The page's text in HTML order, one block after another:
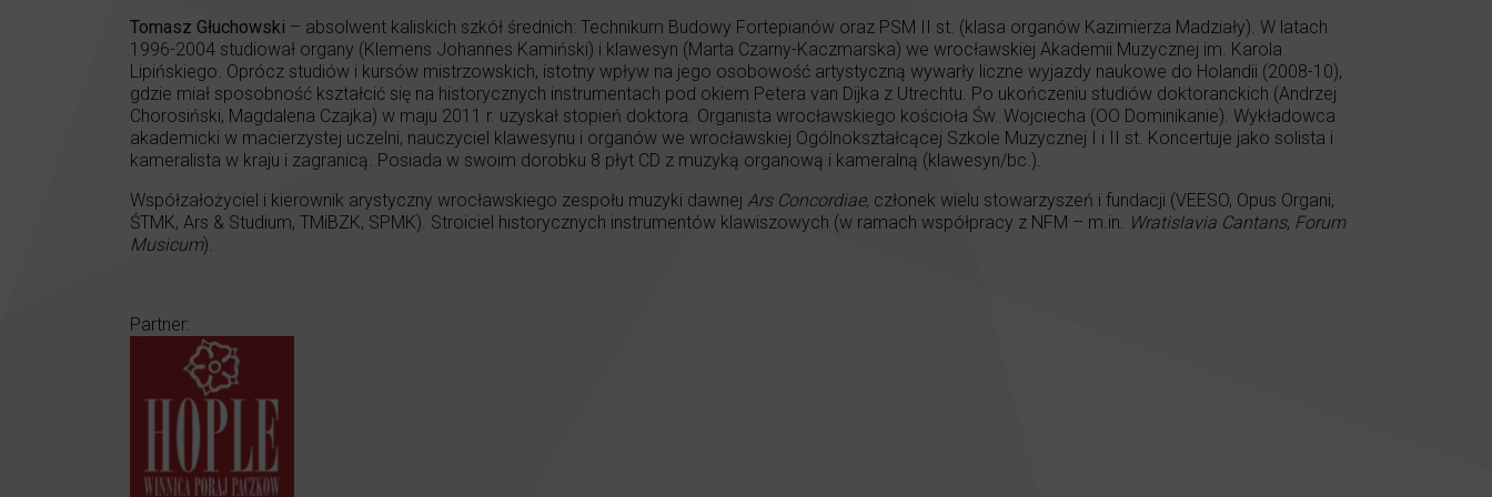
Tomasz Głuchowski – absolwent kaliskich szkół średnich: Technikum Budowy Fortepianów oraz PSM II st. (klasa organów Kazimierza Madziały). W latach
1996-2004 studiował organy (Klemens Johannes Kamiński) i klawesyn (Marta Czarny-Kaczmarska) we wrocławskiej Akademii Muzycznej im. Karola
Lipińskiego. Oprócz studiów i kursów mistrzowskich, istotny wpływ na jego osobowość artystyczną wywarły liczne wyjazdy naukowe do Holandii (2008-10),
gdzie miał sposobność kształcić się na historycznych instrumentach pod okiem Petera van Dijka z Utrechtu. Po ukończeniu studiów doktoranckich (Andrzej
Chorosiński, Magdalena Czajka) w maju 2011 r. uzyskał stopień doktora. Organista wrocławskiego kościoła Św. Wojciecha (OO Dominikanie). Wykładowca
akademicki w macierzystej uczelni, nauczyciel klawesynu i organów we wrocławskiej Ogólnokształcącej Szkole Muzycznej I i II st. Koncertuje jako solista i
kameralista w kraju i zagranicą. Posiada w swoim dorobku 8 płyt CD z muzyką organową i kameralną (klawesyn/bc.).
Współzałożyciel i kierownik arystyczny wrocławskiego zespołu muzyki dawnej Ars Concordiae, członek wielu stowarzyszeń i fundacji (VEESO, Opus Organi,
ŚTMK, Ars & Studium, TMiBZK, SPMK). Stroiciel historycznych instrumentów klawiszowych (w ramach współpracy z NFM – m.in. Wratislavia Cantans, Forum
Musicum).
Partner: